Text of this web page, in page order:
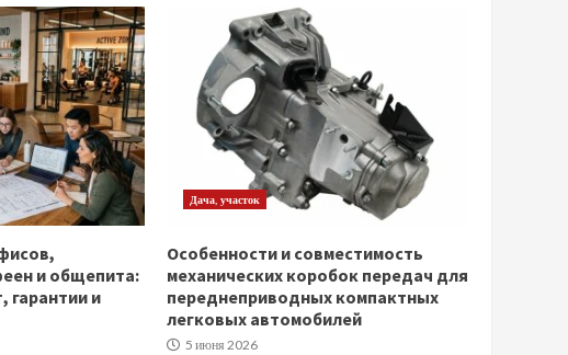
и общепита:
гарантии и
Дача, участок
Особенности и совместимость
механических коробок передач для
переднеприводных компактных
легковых автомобилей
5 июня 2026